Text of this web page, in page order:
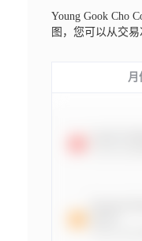
Young Gook Cho
图，您可以从交
月